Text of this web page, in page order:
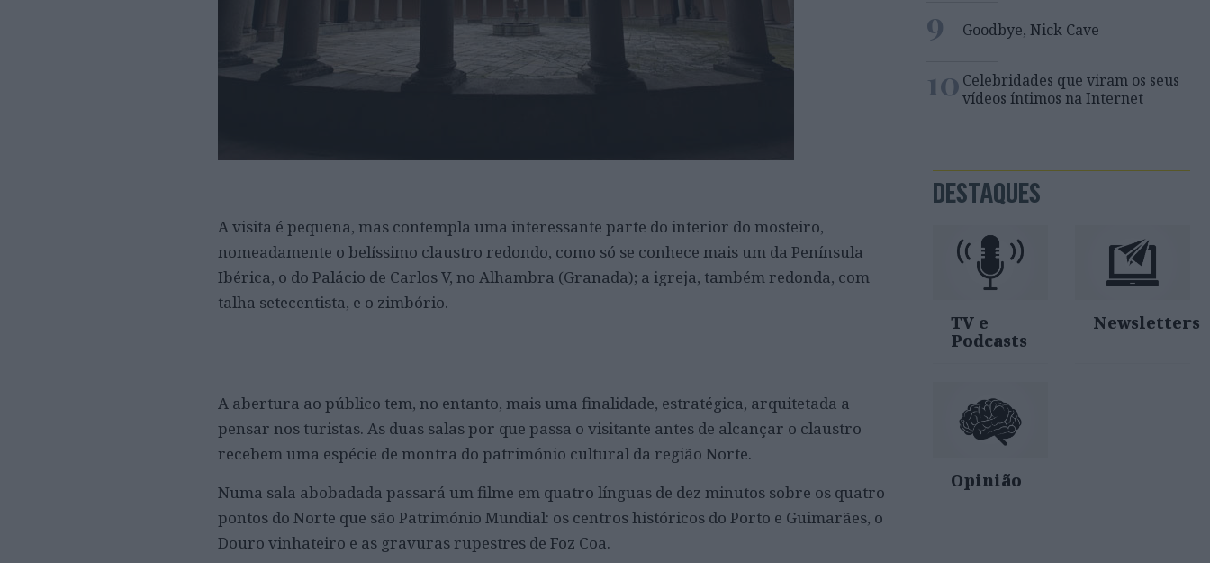
A visita é pequena, mas contempla uma interessante parte do interior do mosteiro,
nomeadamente o belíssimo claustro redondo, como só se conhece mais um da Península
Ibérica, o do Palácio de Carlos V, no Alhambra (Granada); a igreja, também redonda, com
talha setecentista, e o zimbório.
A abertura ao público tem, no entanto, mais uma finalidade, estratégica, arquitetada a
pensar nos turistas. As duas salas por que passa o visitante antes de alcançar o claustro
recebem uma espécie de montra do património cultural da região Norte.
Numa sala abobadada passará um filme em quatro línguas de dez minutos sobre os quatro
pontos do Norte que são Património Mundial: os centros históricos do Porto e Guimarães, o
Douro vinhateiro e as gravuras rupestres de Foz Coa.
9 Goodbye, Nick Cave
10 Celebridades que viram os seus
vídeos íntimos na Internet
DESTAQUES
TV e
Podcasts
Newsletters
Opinião